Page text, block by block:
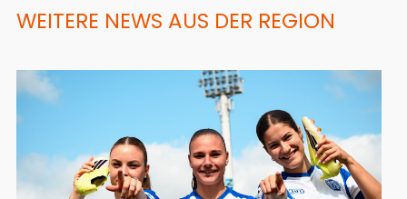
WEITERE NEWS AUS DER REGION